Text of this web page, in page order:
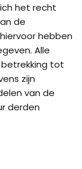
het recht
de
hebben
Alle
tot
zijn
van de
derden